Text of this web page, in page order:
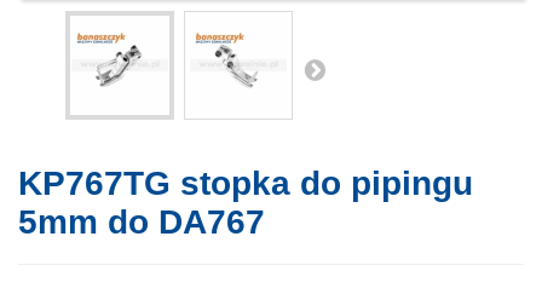
KP767TG stopka do pipingu
5mm do DA767